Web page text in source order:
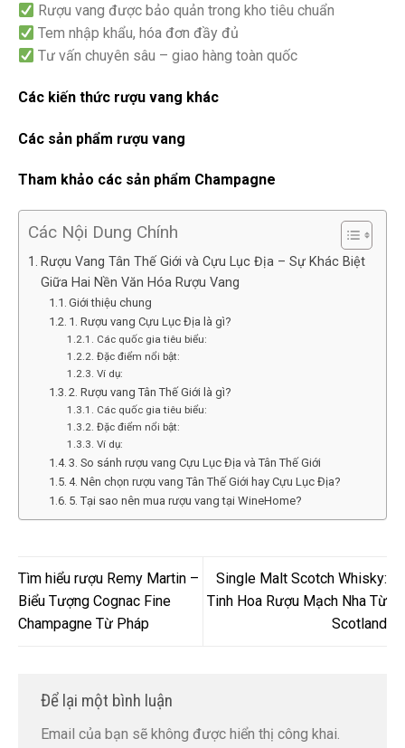
Rượu vang được bảo quản trong kho tiêu chuẩn
Tem nhập khẩu, hóa đơn đầy đủ
Tư vấn chuyên sâu – giao hàng toàn quốc
Các kiến thức rượu vang khác
Các sản phẩm rượu vang
Tham khảo các sản phẩm Champagne
Các Nội Dung Chính
Rượu Vang Tân Thế Giới và Cựu Lục Địa – Sự Khác Biệt
Giữa Hai Nền Văn Hóa Rượu Vang
Giới thiệu chung
1. Rượu vang Cựu Lục Địa là gì?
Các quốc gia tiêu biểu:
Đặc điểm nổi bật:
Ví dụ:
2. Rượu vang Tân Thế Giới là gì?
Các quốc gia tiêu biểu:
Đặc điểm nổi bật:
Ví dụ:
3. So sánh rượu vang Cựu Lục Địa và Tân Thế Giới
4. Nên chọn rượu vang Tân Thế Giới hay Cựu Lục Địa?
5. Tại sao nên mua rượu vang tại WineHome?
Tìm hiểu rượu Remy Martin –
Biểu Tượng Cognac Fine
Champagne Từ Pháp
Single Malt Scotch Whisky:
Tinh Hoa Rượu Mạch Nha Từ
Scotland
Để lại một bình luận
Email của bạn sẽ không được hiển thị công khai.